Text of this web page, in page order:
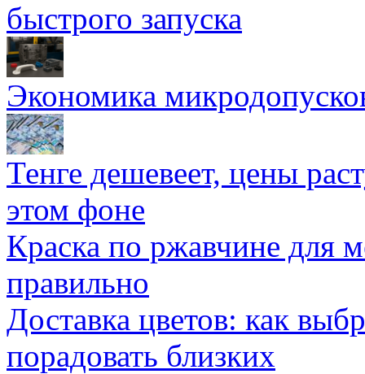
быстрого запуска
Экономика
Тенге дешевеет, цены
этом фоне
Краска по ржавчине для
правильно
Доставка цветов: как
порадовать близких